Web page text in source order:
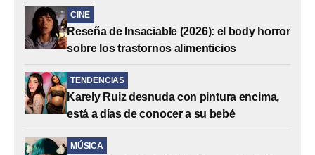
CINE
Reseña de Insaciable (2026): el body horror
sobre los trastornos alimenticios
TENDENCIAS
Karely Ruiz desnuda con pintura encima,
está a días de conocer a su bebé
MÚSICA